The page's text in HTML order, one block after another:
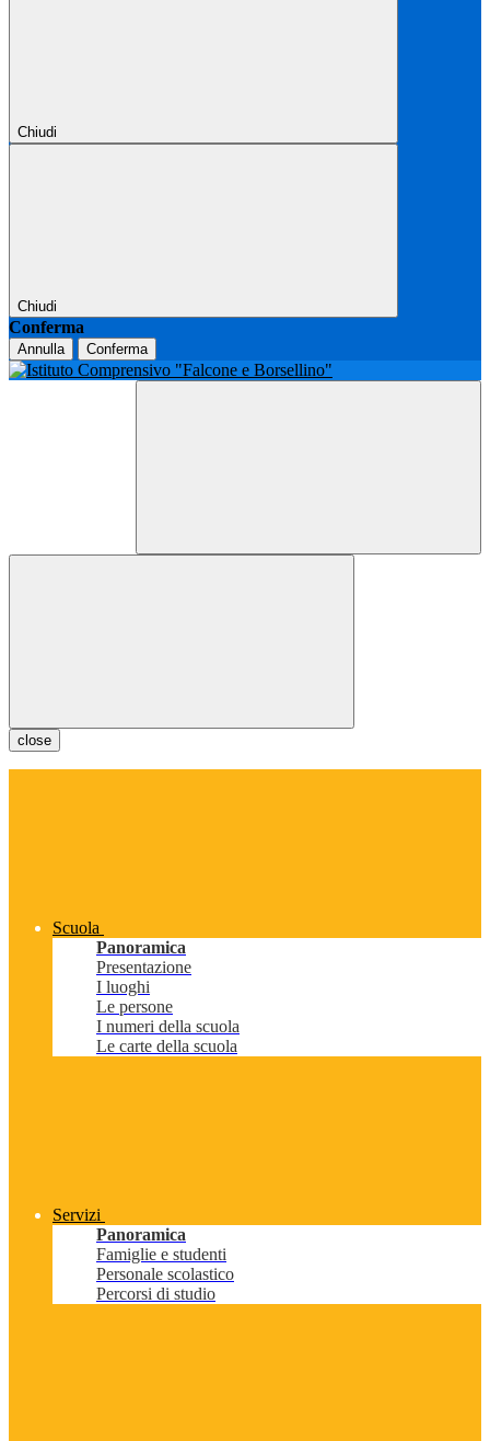
Chiudi
Chiudi
Conferma
Annulla Conferma
close
Scuola
Panoramica
Presentazione
I luoghi
Le persone
I numeri della scuola
Le carte della scuola
Servizi
Panoramica
Famiglie e studenti
Personale scolastico
Percorsi di studio